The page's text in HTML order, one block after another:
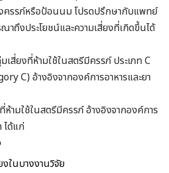
ครรภ์หรือป้อนนม โปรดปรึกษากับแพทย์
ถึงประโยชน์และความเสี่ยงที่เกิดขึ้นได้
เสี่ยงที่ห้ามใช้ในสตรีมีครรภ์ ประเภท C
C) อ้างอิงจากองค์การอาหารและยา
ห้ามใช้ในสตรีมีครรภ์ อ้างอิงจากองค์การ
ได้แก่
ในบางงานวิจัย